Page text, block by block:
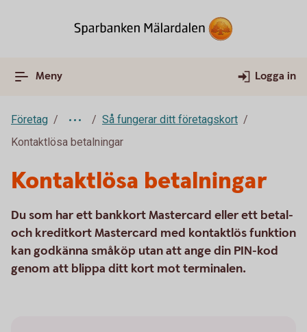
Meny Logga in
Företag
Så fungerar ditt företagskort
Kontaktlösa betalningar
Kontaktlösa betalningar
Du som har ett bankkort Mastercard eller ett betal-
och kreditkort Mastercard med kontaktlös funktion
kan godkänna småköp utan att ange din PIN-kod
genom att blippa ditt kort mot terminalen.